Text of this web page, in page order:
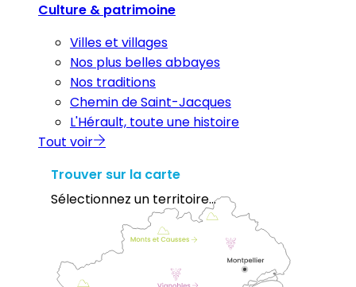
Culture & patrimoine
Villes et villages
Nos plus belles abbayes
Nos traditions
Chemin de Saint-Jacques
L'Hérault, toute une histoire
Tout voir
Trouver sur la carte
Sélectionnez un territoire...